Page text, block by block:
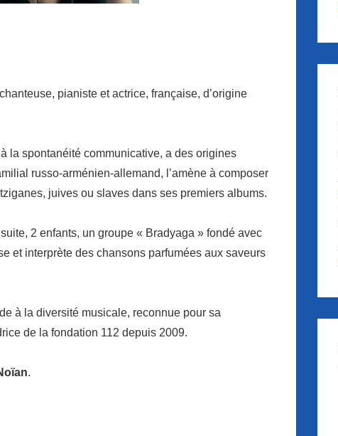
pianiste et actrice, française, d’origine
la spontanéité communicative, a des origines
russo-arménien-allemand, l’amène à composer
juives ou slaves dans ses premiers albums.
2 enfants, un groupe « Bradyaga » fondé avec
et interprète des chansons parfumées aux saveurs
à la diversité musicale, reconnue pour sa
de la fondation 112 depuis 2009.
.